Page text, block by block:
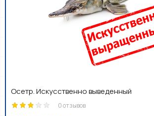
Осетр. Искусственно выведенный
0 отзывов